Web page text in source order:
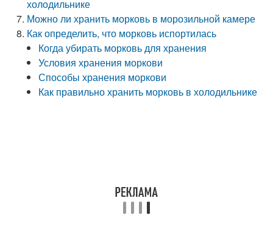
холодильнике
Можно ли хранить морковь в морозильной камере
Как определить, что морковь испортилась
Когда убирать морковь для хранения
Условия хранения моркови
Способы хранения моркови
Как правильно хранить морковь в холодильнике